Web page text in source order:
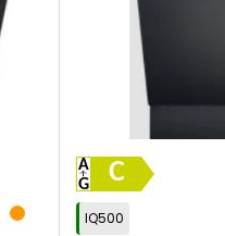
C
IQ500